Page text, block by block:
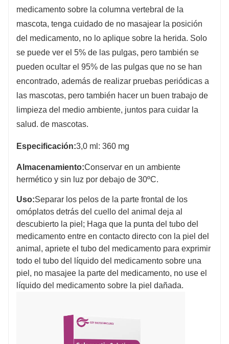
medicamento sobre la columna vertebral de la
mascota, tenga cuidado de no masajear la posición
del medicamento, no lo aplique sobre la herida. Solo
se puede ver el 5% de las pulgas, pero también se
pueden ocultar el 95% de las pulgas que no se han
encontrado, además de realizar pruebas periódicas a
las mascotas, pero también hacer un buen trabajo de
limpieza del medio ambiente, juntos para cuidar la
salud. de mascotas.
Especificación:3,0 ml: 360 mg
Almacenamiento:Conservar en un ambiente
hermético y sin luz por debajo de 30ºC.
Uso:Separar los pelos de la parte frontal de los
omóplatos detrás del cuello del animal deja al
descubierto la piel; Haga que la punta del tubo del
medicamento entre en contacto directo con la piel del
animal, apriete el tubo del medicamento para exprimir
todo el tubo del líquido del medicamento sobre una
piel, no masajee la parte del medicamento, no use el
líquido del medicamento sobre la piel dañada.